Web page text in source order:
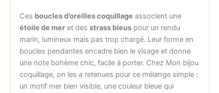
Ces boucles d’oreilles coquillage associent une
étoile de meret des strass bleuspour un rendu
marin, lumineux mais pas trop chargé. Leur forme en
boucles pendantes encadre bien le visage et donne
une note bohème chic, facile à porter. Chez Mon bijou
coquillage, on les a retenues pour ce mélange simple :
un motif mer bien visible, une couleur bleue qui